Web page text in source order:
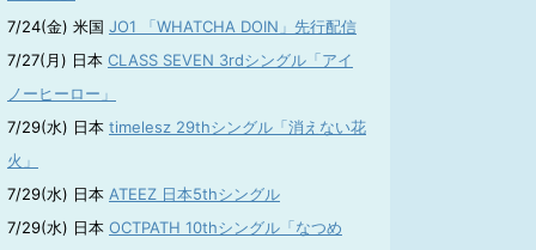
7/24(金) 米国 JO1 「WHATCHA DOIN」先行配信
7/27(月) 日本 CLASS SEVEN 3rdシングル「アイ
ノーヒーロー」
7/29(水) 日本 timelesz 29thシングル「消えない花
火」
7/29(水) 日本 ATEEZ 日本5thシングル
7/29(水) 日本 OCTPATH 10thシングル「なつめ